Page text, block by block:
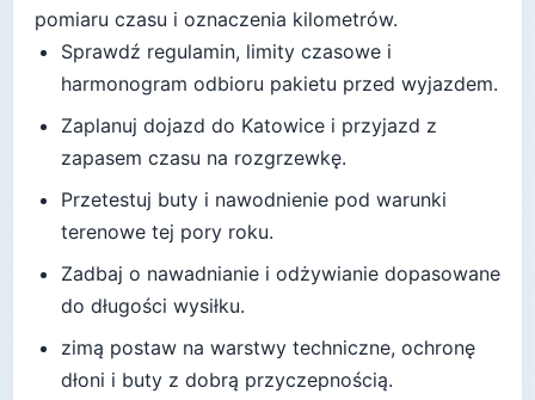
pomiaru czasu i oznaczenia kilometrów.
Sprawdź regulamin, limity czasowe i
harmonogram odbioru pakietu przed wyjazdem.
Zaplanuj dojazd do Katowice i przyjazd z
zapasem czasu na rozgrzewkę.
Przetestuj buty i nawodnienie pod warunki
terenowe tej pory roku.
Zadbaj o nawadnianie i odżywianie dopasowane
do długości wysiłku.
zimą postaw na warstwy techniczne, ochronę
dłoni i buty z dobrą przyczepnością.